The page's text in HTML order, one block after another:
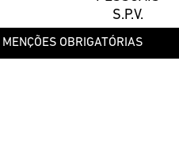
S.P.V.
MENÇÕES OBRIGATÓRIAS